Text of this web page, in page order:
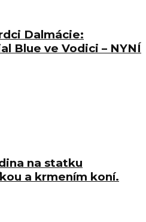
Dalmácie:
Blue ve Vodici – NYNÍ
na statku
a krmením koní.